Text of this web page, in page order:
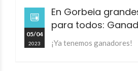
En Gorbeia
para todos:
¡Ya tenemos ganadores!
05/04
2023